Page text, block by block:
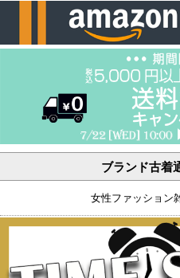
ブランド古着
女性ファッション